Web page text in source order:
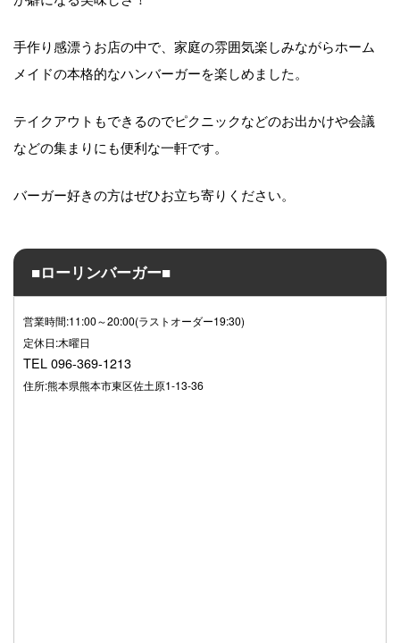
手作り感漂うお店の中で、家庭の雰囲気楽しみながらホーム
メイドの本格的なハンバーガーを楽しめました。
テイクアウトもできるのでピクニックなどのお出かけや会議
などの集まりにも便利な一軒です。
バーガー好きの方はぜひお立ち寄りください。
■ローリンバーガー■
営業時間:11:00～20:00(ラストオーダー19:30)
定休日:木曜日
TEL 096-369-1213
住所:熊本県熊本市東区佐土原1-13-36